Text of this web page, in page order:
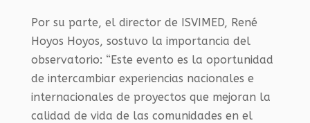
Por su parte, el director de ISVIMED, René
Hoyos Hoyos, sostuvo la importancia del
observatorio: “Este evento es la oportunidad
de intercambiar experiencias nacionales e
internacionales de proyectos que mejoran la
calidad de vida de las comunidades en el